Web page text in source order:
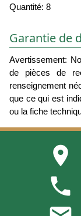
Quantité: 8
Garantie de
Avertissement:
de pièces de
renseignement
que ce qui est
ou la fiche
place
phone